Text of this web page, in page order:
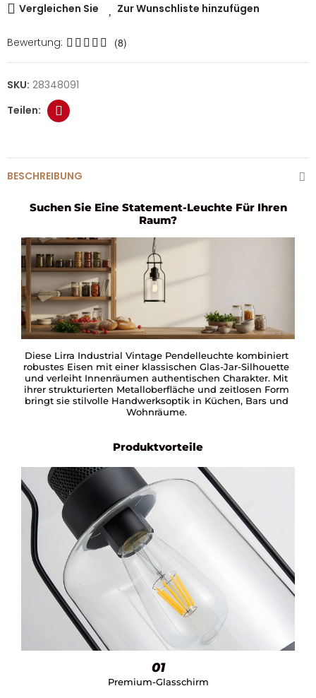
Vergleichen Sie Zur Wunschliste hinzufügen
Bewertung: (8)
SKU: 28348091
BESCHREIBUNG
Suchen Sie Eine Statement-Leuchte Für Ihren
Raum?
Diese Lirra Industrial Vintage Pendelleuchte kombiniert
robustes Eisen mit einer klassischen Glas-Jar-Silhouette
und verleiht Innenräumen authentischen Charakter. Mit
ihrer strukturierten Metalloberfläche und zeitlosen Form
bringt sie stilvolle Handwerksoptik in Küchen, Bars und
Wohnräume.
Produktvorteile
01
Premium-Glasschirm